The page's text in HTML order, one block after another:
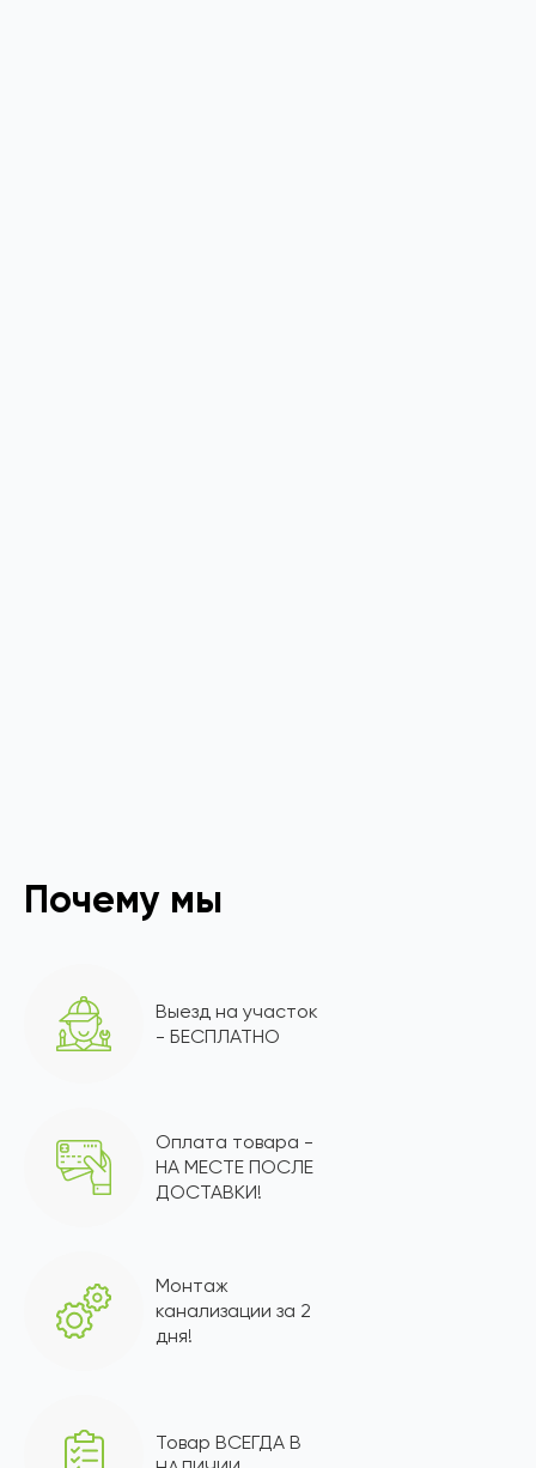
Почему мы
Выезд на участок
- БЕСПЛАТНО
Оплата товара -
НА МЕСТЕ ПОСЛЕ
ДОСТАВКИ!
Монтаж
канализации за 2
дня!
Товар ВСЕГДА В